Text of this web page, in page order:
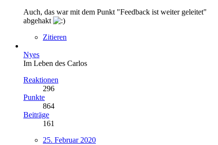
Auch, das war mit dem Punkt "Feedback ist weiter geleitet"
abgehakt
Zitieren
Nyes
Im Leben des Carlos
Reaktionen
296
Punkte
864
Beiträge
161
25. Februar 2020